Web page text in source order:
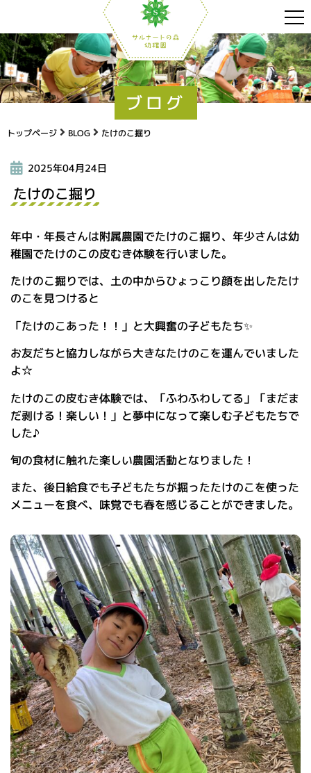
ブログ
トップページ BLOG たけのこ掘り
2025年04月24日
たけのこ掘り
年中・年長さんは附属農園でたけのこ掘り、年少さんは幼
稚園でたけのこの皮むき体験を行いました。
たけのこ掘りでは、土の中からひょっこり顔を出したたけ
のこを見つけると
「たけのこあった！！」と大興奮の子どもたち✨
お友だちと協力しながら大きなたけのこを運んでいました
よ☆
たけのこの皮むき体験では、「ふわふわしてる」「まだま
だ剥ける！楽しい！」と夢中になって楽しむ子どもたちで
した♪
旬の食材に触れた楽しい農園活動となりました！
また、後日給食でも子どもたちが掘ったたけのこを使った
メニューを食べ、味覚でも春を感じることができました。